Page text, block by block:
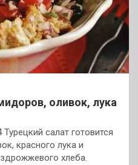
оливок, лука
салат готовится
красного лука и
хлеба.